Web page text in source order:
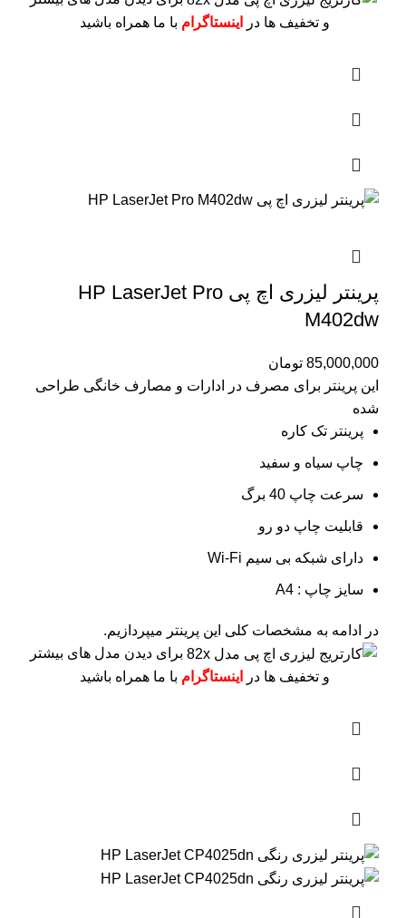
و تخفیف ها در
اینستاگرام با ما همراه باشید
پرینتر لیزری اچ پی HP LaserJet Pro
M402dw
85,000,000 تومان
این پرینتر برای مصرف در ادارات و مصارف خانگی طراحی
شده
پرینتر تک کاره
چاپ سیاه و سفید
سرعت چاپ 40 برگ
قابلیت چاپ دو رو
دارای شبکه بی سیم Wi-Fi
سایز چاپ : A4
در ادامه به مشخصات کلی این پرینتر میپردازیم.
برای دیدن مدل های بیشتر
و تخفیف ها در
اینستاگرام با ما همراه باشید